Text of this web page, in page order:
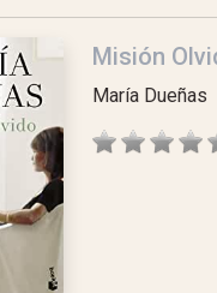
Misión
María Dueñas